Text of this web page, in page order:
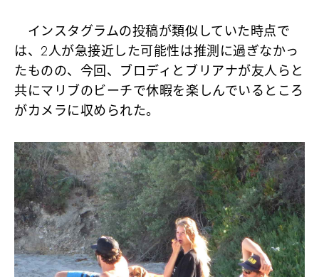
インスタグラムの投稿が類似していた時点で
は、2人が急接近した可能性は推測に過ぎなかっ
たものの、今回、ブロディとブリアナが友人らと
共にマリブのビーチで休暇を楽しんでいるところ
がカメラに収められた。